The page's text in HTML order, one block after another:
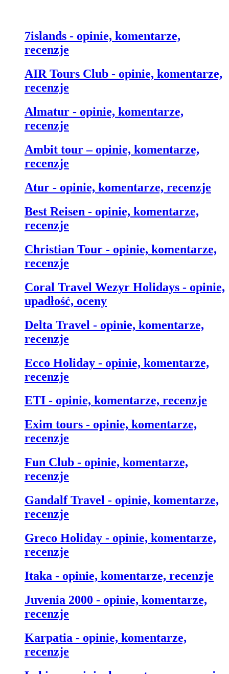
7islands - opinie, komentarze,
recenzje
AIR Tours Club - opinie, komentarze,
recenzje
Almatur - opinie, komentarze,
recenzje
Ambit tour – opinie, komentarze,
recenzje
Atur - opinie, komentarze, recenzje
Best Reisen - opinie, komentarze,
recenzje
Christian Tour - opinie, komentarze,
recenzje
Coral Travel Wezyr Holidays - opinie,
upadłość, oceny
Delta Travel - opinie, komentarze,
recenzje
Ecco Holiday - opinie, komentarze,
recenzje
ETI - opinie, komentarze, recenzje
Exim tours - opinie, komentarze,
recenzje
Fun Club - opinie, komentarze,
recenzje
Gandalf Travel - opinie, komentarze,
recenzje
Greco Holiday - opinie, komentarze,
recenzje
Itaka - opinie, komentarze, recenzje
Juvenia 2000 - opinie, komentarze,
recenzje
Karpatia - opinie, komentarze,
recenzje